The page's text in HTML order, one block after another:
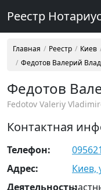
Реестр
Главная Реестр Киев
Федотов Валерий
Федотов
Fedotov Valeriy
Контактная
Телефон:
Адрес:
Киев,
Деятельность: